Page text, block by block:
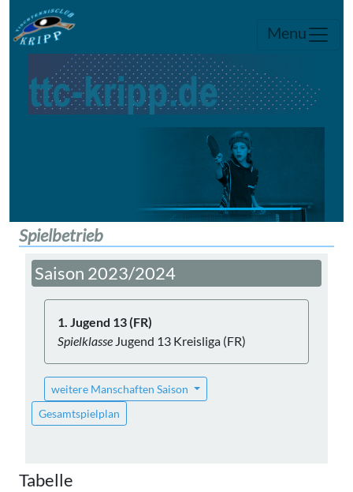
Menu
Spielbetrieb
Saison 2023/2024
1. Jugend 13 (FR)
Spielklasse Jugend 13 Kreisliga (FR)
weitere Manschaften Saison
Gesamtspielplan
Tabelle